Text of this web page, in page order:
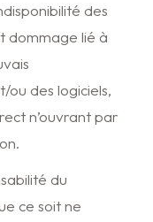
des
dommage lié à
des logiciels,
n’ouvrant par
du
ce soit ne